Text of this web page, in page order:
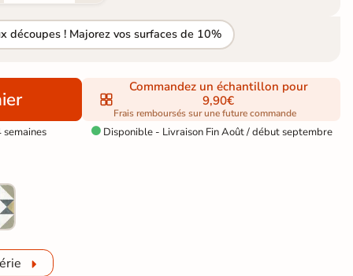
découpes ! Majorez vos surfaces de 10%
Commandez un échantillon pour
9,90€
Frais remboursés sur une future commande
Disponible - Livraison Fin Août / début septembre